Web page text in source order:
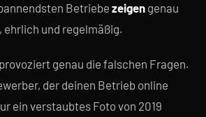
Betriebe zeigen genau
ehrlich und regelmäßig.
genau die falschen Fragen.
der deinen Betrieb online
ein verstaubtes Foto von 2019